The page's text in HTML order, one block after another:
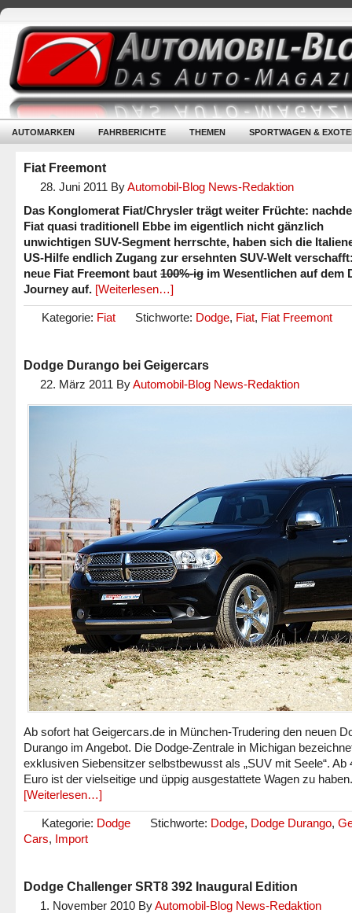
AUTOMARKEN FAHRBERICHTE THEMEN SPORTWAGEN &
Fiat Freemont
28. Juni 2011 ByAutomobil-Blog News-Redaktion
Das Konglomerat Fiat/Chrysler trägt weiter Früchte:
Fiat quasi traditionell Ebbe im eigentlich nicht gänzlich
unwichtigen SUV-Segment herrschte, haben sich die
US-Hilfe endlich Zugang zur ersehnten SUV-Welt
neue Fiat Freemont baut 100%-ig im Wesentlichen auf dem
Journey auf. [Weiterlesen…]
Kategorie: Fiat Stichworte: Dodge, Fiat, Fiat Freemont
Dodge Durango bei Geigercars
22. März 2011 ByAutomobil-Blog News-Redaktion
Ab sofort hat Geigercars.de in München-Trudering den neuen
Durango im Angebot. Die Dodge-Zentrale in Michigan
exklusiven Siebensitzer selbstbewusst als „SUV mit Seele“. Ab
Euro ist der vielseitige und üppig ausgestattete Wagen zu haben.
[Weiterlesen…]
Kategorie: Dodge Stichworte: Dodge, Dodge Durango,
Cars, Import
Dodge Challenger SRT8 392 Inaugural Edition
1. November 2010 ByAutomobil-Blog News-Redaktion